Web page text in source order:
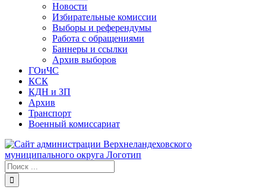
Новости
Избирательные комиссии
Выборы и референдумы
Работа с обращениями
Баннеры и ссылки
Архив выборов
ГОиЧС
КСК
КДН и ЗП
Архив
Транспорт
Военный комиссариат
Результат
поиска: